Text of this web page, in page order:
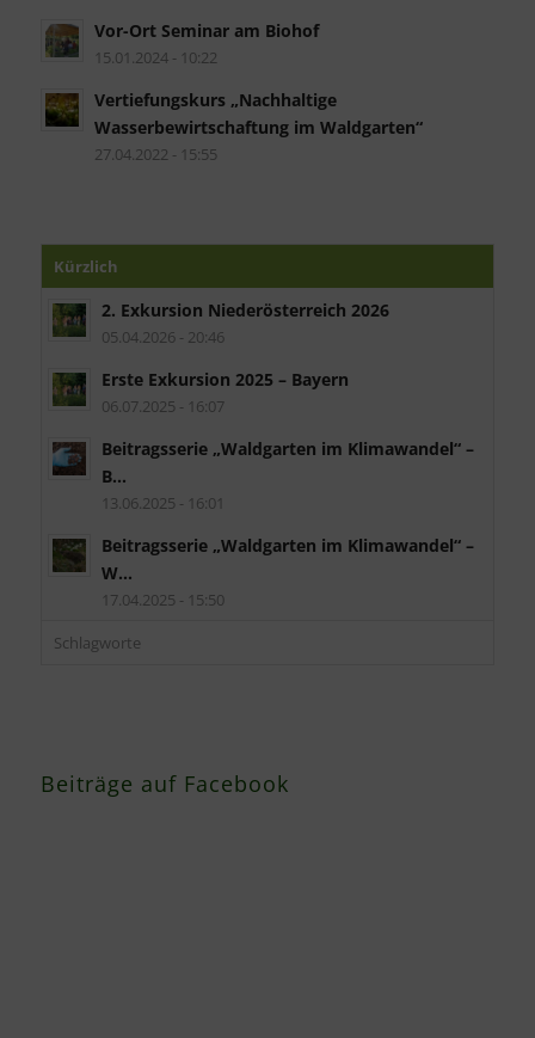
Vor-Ort Seminar am Biohof
15.01.2024 - 10:22
Vertiefungskurs „Nachhaltige
Wasserbewirtschaftung im Waldgarten“
27.04.2022 - 15:55
Kürzlich
2. Exkursion Niederösterreich 2026
05.04.2026 - 20:46
Erste Exkursion 2025 – Bayern
06.07.2025 - 16:07
Beitragsserie „Waldgarten im Klimawandel“ –
B...
13.06.2025 - 16:01
Beitragsserie „Waldgarten im Klimawandel“ –
W...
17.04.2025 - 15:50
Schlagworte
Beiträge auf Facebook